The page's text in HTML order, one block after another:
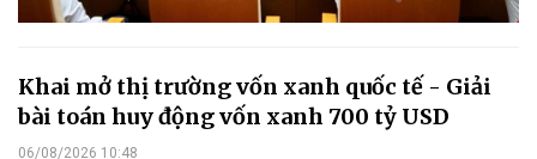
Khai mở thị trường vốn xanh quốc tế - Giải
bài toán huy động vốn xanh 700 tỷ USD
06/08/2026 10:48